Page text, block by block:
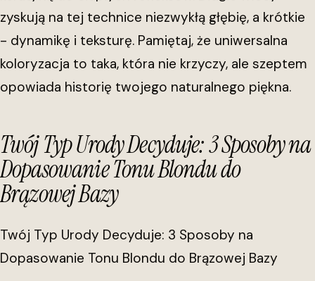
zyskują na tej technice niezwykłą głębię, a krótkie
- dynamikę i teksturę. Pamiętaj, że uniwersalna
koloryzacja to taka, która nie krzyczy, ale szeptem
opowiada historię twojego naturalnego piękna.
Twój Typ Urody Decyduje: 3 Sposoby na
Dopasowanie Tonu Blondu do
Brązowej Bazy
Twój Typ Urody Decyduje: 3 Sposoby na
Dopasowanie Tonu Blondu do Brązowej Bazy